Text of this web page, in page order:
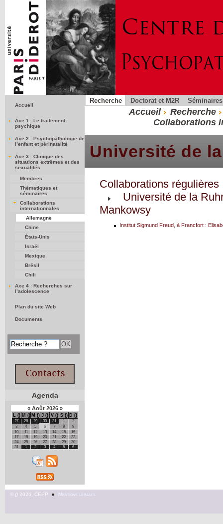
Recherche Doctorat et M2R
Accueil
Recherche
Collaborations
Université de
Collaborations régulières
Université de la
Mankowsy
Institut Sigmund Freud, à Francfort :
Accueil
Axe 1 : Le traitement
psychique
Axe 2 : Psychopathologie de
l’enfant et périnatalité
Axe 3 : Clinique des
situations extrêmes et des
sexualités
Membres
Thématiques et
séminaires
Collaborations
internationnales
Allemagne
Chine
États-Unis
Israël
Mexique
Brésil
Chili
Axe 4 : Recherches sur
l’adolescence
Plan du site Web
Documents
Agenda
« Août 2026 »
L M M J V S D
27 28 29 30 31 1
2
3
4 5 6 7 8
9
10
11 12 13 14 15
16
17
18 19 20 21 22
23
24
25 26 27 28 29
30
31
1 2 3 4 5 6
© 2026, CEPP Mentions légales